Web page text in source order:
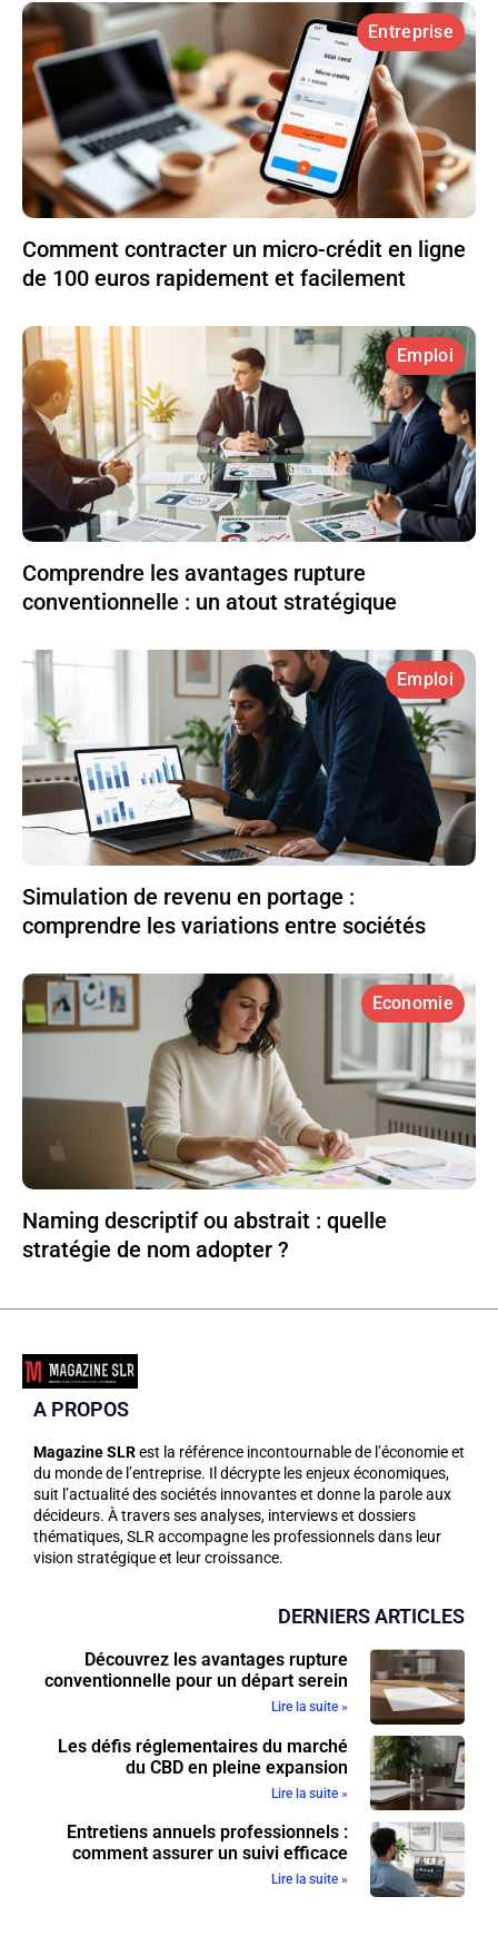
Entreprise
Comment contracter un micro-crédit en ligne
de 100 euros rapidement et facilement
Emploi
Comprendre les avantages rupture
conventionnelle : un atout stratégique
Emploi
Simulation de revenu en portage :
comprendre les variations entre sociétés
Economie
Naming descriptif ou abstrait : quelle
stratégie de nom adopter ?
A PROPOS
Magazine SLRest la référence incontournable de l’économie et
du monde de l’entreprise. Il décrypte les enjeux économiques,
suit l’actualité des sociétés innovantes et donne la parole aux
décideurs. À travers ses analyses, interviews et dossiers
thématiques, SLR accompagne les professionnels dans leur
vision stratégique et leur croissance.
DERNIERS ARTICLES
Découvrez les avantages rupture
conventionnelle pour un départ serein
Lire la suite »
Les défis réglementaires du marché
du CBD en pleine expansion
Lire la suite »
Entretiens annuels professionnels :
comment assurer un suivi efficace
Lire la suite »